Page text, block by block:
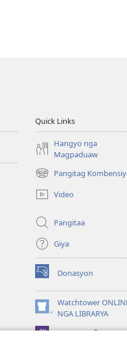
Quick Links
Hangyo nga
Magpaduaw
Pangitag
(mo-
open
ug
ong
Video
Pangitaa
Giya
Donasyon
(mo-
open
ug
bag-
window)
Watchtower
NGA LIBRARYA
(mo-
open
®